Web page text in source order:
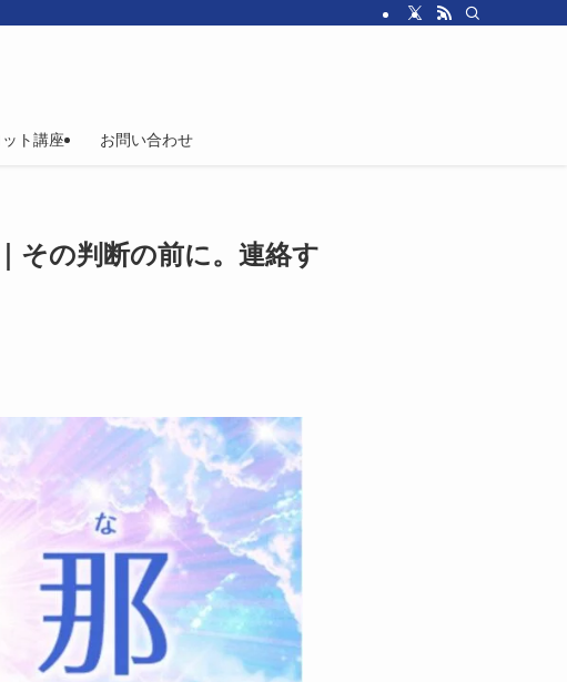
ット講座 お問い合わせ
その判断の前に。連絡す